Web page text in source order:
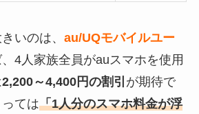
いのは、 au/UQモバイルユー
4人家族全員がauスマホを使用
2,200～4,400円の割引 が期待で
ては「1人分のスマホ料金が浮